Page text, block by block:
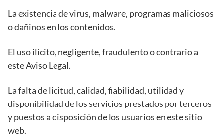
La existencia de virus, malware, programas maliciosos
o dañinos en los contenidos.
El uso ilícito, negligente, fraudulento o contrario a
este Aviso Legal.
La falta de licitud, calidad, fiabilidad, utilidad y
disponibilidad de los servicios prestados por terceros
y puestos a disposición de los usuarios en este sitio
web.